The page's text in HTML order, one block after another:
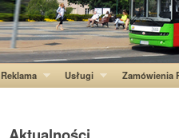
Reklama Usługi Zamówienia